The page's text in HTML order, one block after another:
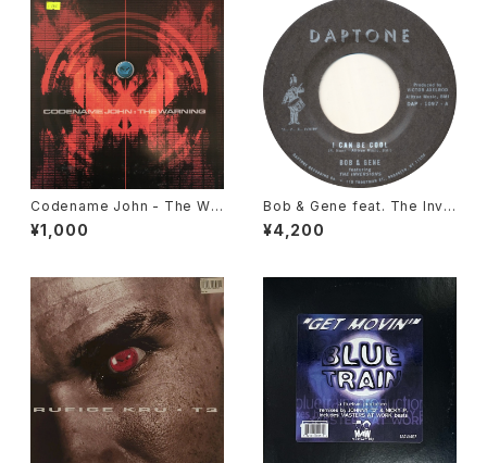
Codename John - The War
ning / Structure Of Red [M
etalheadz / 1997]
¥1,000
Bob & Gene feat. The Inve
rsions - I Can Be Cool [Da
ptone / 2016]
¥4,200